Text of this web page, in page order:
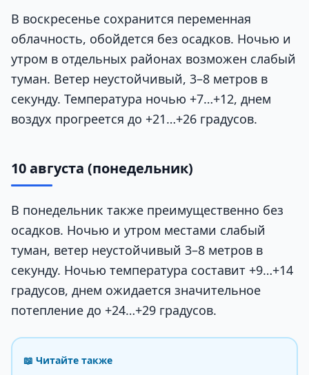
В воскресенье сохранится переменная
облачность, обойдется без осадков. Ночью и
утром в отдельных районах возможен слабый
туман. Ветер неустойчивый, 3–8 метров в
секунду. Температура ночью +7…+12, днем
воздух прогреется до +21…+26 градусов.
10 августа (понедельник)
В понедельник также преимущественно без
осадков. Ночью и утром местами слабый
туман, ветер неустойчивый 3–8 метров в
секунду. Ночью температура составит +9…+14
градусов, днем ожидается значительное
потепление до +24…+29 градусов.
📖 Читайте также